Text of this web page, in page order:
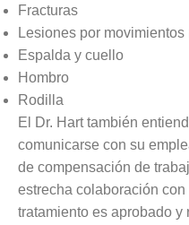
Fracturas
Lesiones por movimientos
Espalda y cuello
Hombro
Rodilla
El Dr. Hart también
comunicarse con su
de compensación de
estrecha colaboración
tratamiento es aprobado